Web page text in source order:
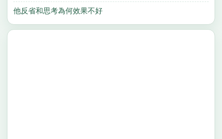
他反省和思考為何效果不好